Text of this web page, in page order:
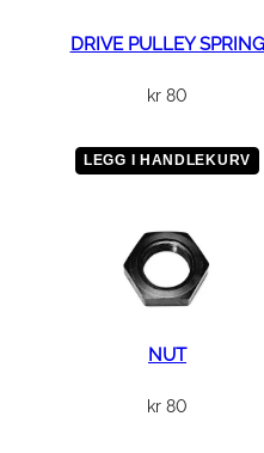
DRIVE PULLEY SPRING
kr 80
LEGG I HANDLEKURV
NUT
kr 80